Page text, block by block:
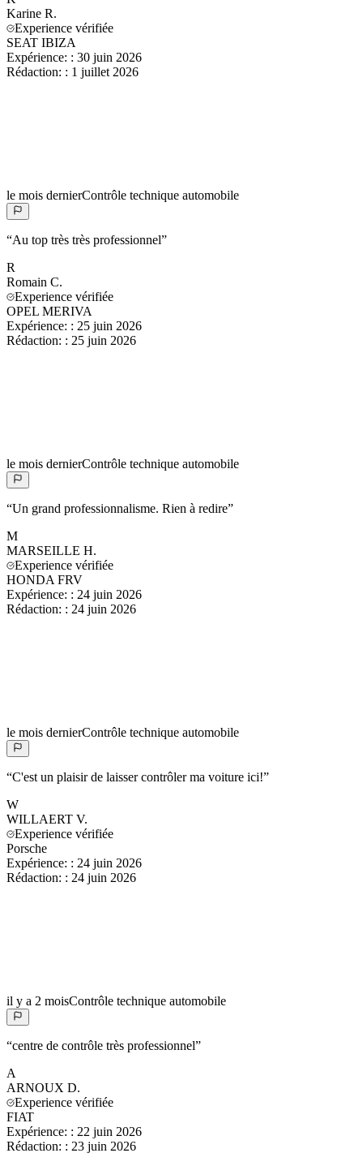
Karine R.
Experience vérifiée
SEAT IBIZA
Expérience: : 30 juin 2026
Rédaction: : 1 juillet 2026
le mois dernierContrôle technique automobile
“Au top très très professionnel”
R
Romain C.
Experience vérifiée
OPEL MERIVA
Expérience: : 25 juin 2026
Rédaction: : 25 juin 2026
le mois dernierContrôle technique automobile
“Un grand professionnalisme. Rien à redire”
M
MARSEILLE H.
Experience vérifiée
HONDA FRV
Expérience: : 24 juin 2026
Rédaction: : 24 juin 2026
le mois dernierContrôle technique automobile
“C'est un plaisir de laisser contrôler ma voiture ici!”
W
WILLAERT V.
Experience vérifiée
Porsche
Expérience: : 24 juin 2026
Rédaction: : 24 juin 2026
il y a 2 moisContrôle technique automobile
“centre de contrôle très professionnel”
A
ARNOUX D.
Experience vérifiée
FIAT
Expérience: : 22 juin 2026
Rédaction: : 23 juin 2026